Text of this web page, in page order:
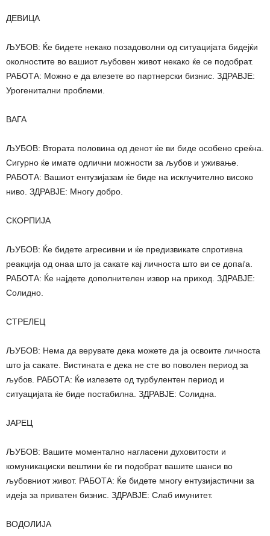
ДЕВИЦА
ЉУБОВ: Ќе бидете некако позадоволни од ситуацијата бидејќи
околностите во вашиот љубовен живот некако ќе се подобрат.
РАБОТА: Можно е да влезете во партнерски бизнис. ЗДРАВЈЕ:
Урогенитални проблеми.
ВАГА
ЉУБОВ: Втората половина од денот ќе ви биде особено среќна.
Сигурно ќе имате одлични можности за љубов и уживање.
РАБОТА: Вашиот ентузијазам ќе биде на исклучително високо
ниво. ЗДРАВЈЕ: Многу добро.
СКОРПИЈА
ЉУБОВ: Ќе бидете агресивни и ќе предизвикате спротивна
реакција од онаа што ја сакате кај личноста што ви се допаѓа.
РАБОТА: Ќе најдете дополнителен извор на приход. ЗДРАВЈЕ:
Солидно.
СТРЕЛЕЦ
ЉУБОВ: Нема да верувате дека можете да ја освоите личноста
што ја сакате. Вистината е дека не сте во поволен период за
љубов. РАБОТА: Ќе излезете од турбулентен период и
ситуацијата ќе биде постабилна. ЗДРАВЈЕ: Солидна.
ЈАРЕЦ
ЉУБОВ: Вашите моментално нагласени духовитости и
комуникациски вештини ќе ги подобрат вашите шанси во
љубовниот живот. РАБОТА: Ќе бидете многу ентузијастични за
идеја за приватен бизнис. ЗДРАВЈЕ: Слаб имунитет.
ВОДОЛИЈА